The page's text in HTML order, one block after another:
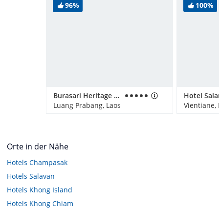
96%
Burasari Heritage Luang Prabang
Luang Prabang, Laos
100%
Vientiane,
Orte in der Nähe
Hotels Champasak
Hotels Salavan
Hotels Khong Island
Hotels Khong Chiam